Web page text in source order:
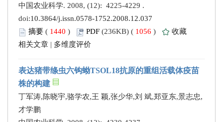
中国农业科学. 2008, (12): 4225-4229 .
doi:10.3864/j.issn.0578-1752.2008.12.037
摘要 ( 1440 ) PDF (236KB) ( 1056 )
收藏
相关文章 | 多维度评价
表达猪带绦虫六钩蚴TSOL18抗原的重组活载体疫苗
株的构建
丁军涛,陈晓宇,骆学农,王 颖,张少华,刘 斌,郑亚东,景志忠,
才学鹏